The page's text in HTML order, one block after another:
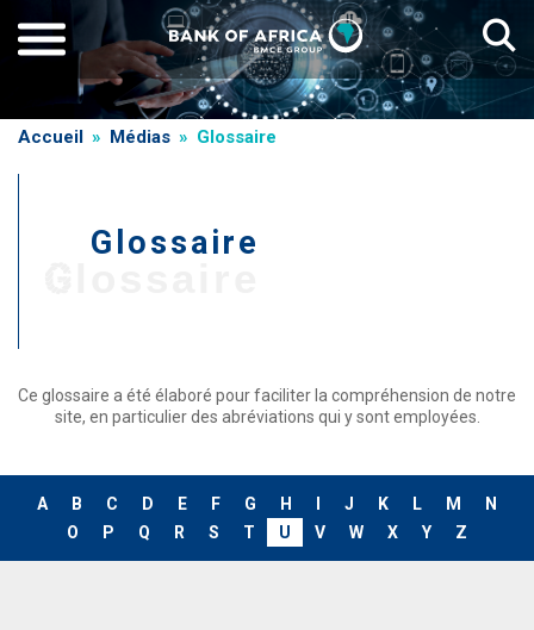
au
contenu
Fil
d'Ariane
Accueil Médias Glossaire
Glossaire
Ce glossaire a été élaboré pour faciliter la compréhension de notre
site, en particulier des abréviations qui y sont employées.
A B C D E F G H J K L M
N
O
P Q R S T U V W X Y Z